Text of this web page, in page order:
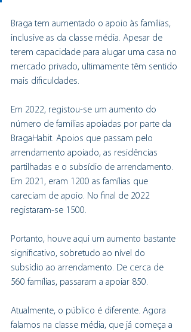
Braga tem aumentado o apoio às famílias,
inclusive as da classe média. Apesar de
terem capacidade para alugar uma casa no
mercado privado, ultimamente têm sentido
mais dificuldades.
Em 2022, registou-se um aumento do
número de famílias apoiadas por parte da
BragaHabit. Apoios que passam pelo
arrendamento apoiado, as residências
partilhadas e o subsídio de arrendamento.
Em 2021, eram 1200 as famílias que
careciam de apoio. No final de 2022
registaram-se 1500.
Portanto, houve aqui um aumento bastante
significativo, sobretudo ao nível do
subsídio ao arrendamento. De cerca de
560 famílias, passaram a apoiar 850.
Atualmente, o público é diferente. Agora
falamos na classe média, que já começa a